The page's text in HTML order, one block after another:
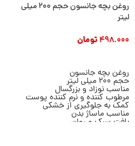
روغن بچه جانسون حجم 200 میلی
لیتر
498.000تومان
روغن بچه جانسون
حجم 200 میلی لیتر
مناسب نوزاد و بزرگسال
مرطوب کننده و نرم کننده پوست
کمک به جلوگیری از خشکی
مناسب ماساژ بدن
بافت سبک و روان